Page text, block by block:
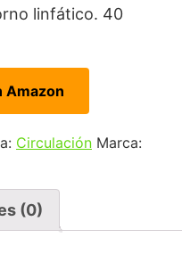
linfático. 40
Amazon
Circulación Marca:
(0)